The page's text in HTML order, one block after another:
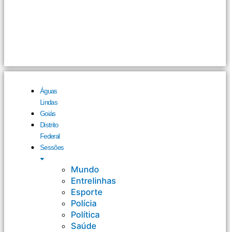
Águas
Lindas
Goiás
Distrito
Federal
Sessões
Mundo
Entrelinhas
Esporte
Polícia
Política
Saúde